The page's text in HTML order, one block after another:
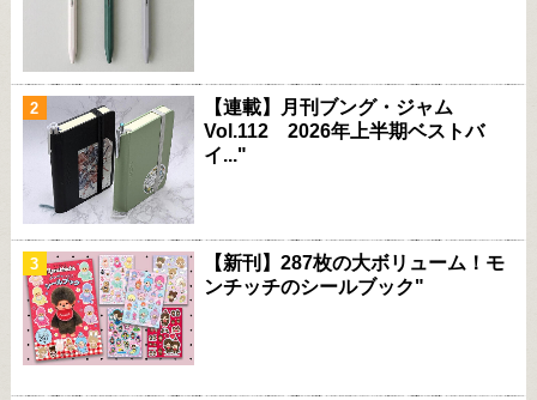
【連載】月刊ブング・ジャム
Vol.112 2026年上半期ベストバ
イ..."
【新刊】287枚の大ボリューム！モ
ンチッチのシールブック"